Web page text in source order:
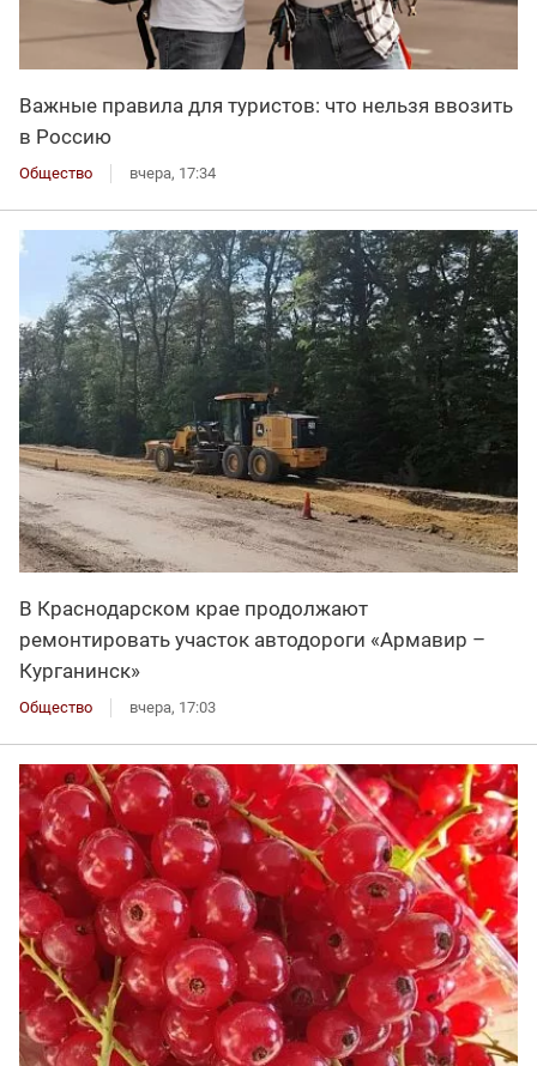
Важные правила для туристов: что нельзя ввозить
в Россию
Общество вчера, 17:34
В Краснодарском крае продолжают
ремонтировать участок автодороги «Армавир –
Курганинск»
Общество вчера, 17:03